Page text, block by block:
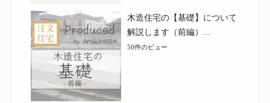
木造住宅の【基礎】について
解説します（前編）...
50件のビュー